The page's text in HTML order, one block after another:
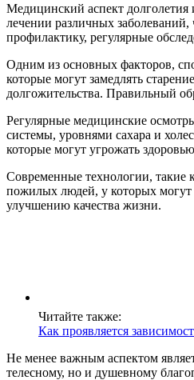
Медицинский аспект долголетия
лечении различных
профилактику, регулярные
Одним из основных факторов,
которые могут замедлять
долгожительства. Правильный
Регулярные медицинские
системы, уровнями сахара и
которые могут угрожать
Современные технологии, такие
пожилых людей, у которых могут
улучшению качества жизни.
Читайте также:
Как проявляется
Не менее важным аспектом
телесному, но и душевному